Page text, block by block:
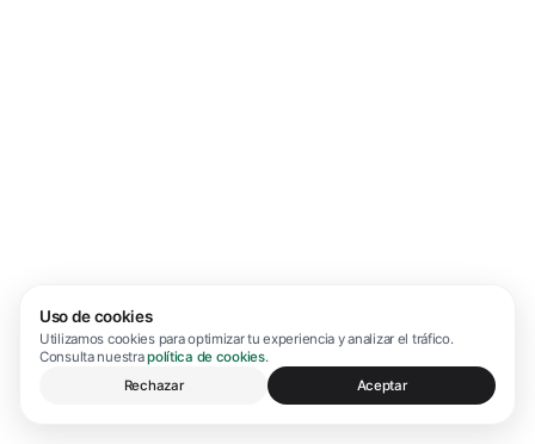
Uso de cookies
Utilizamos cookies para optimizar tu experiencia y analizar el tráfico.
Consulta nuestrapolítica de cookies.
Rechazar
Aceptar